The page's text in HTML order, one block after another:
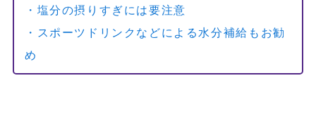
・塩分の摂りすぎには要注意
・スポーツドリンクなどによる水分補給もお勧
め